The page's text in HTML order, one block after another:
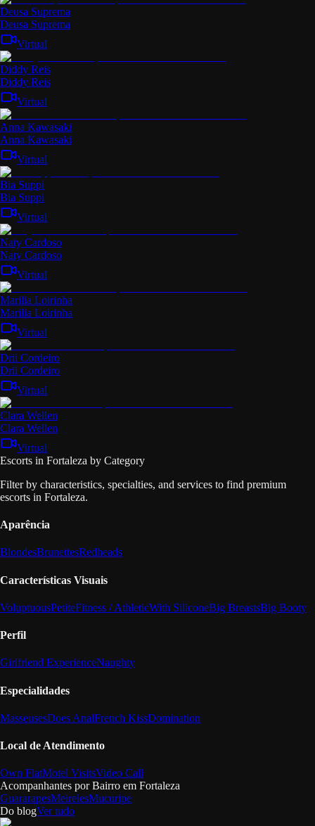
Deusa Suprema
Deusa Suprema
Virtual
Diddy Reis
Diddy Reis
Virtual
Anna Kawasaki
Anna Kawasaki
Virtual
Bia Suppi
Bia Suppi
Virtual
Naty Cardoso
Naty Cardoso
Virtual
Marilia Loirinha
Marilia Loirinha
Virtual
Drii Cordeiro
Drii Cordeiro
Virtual
Clara Wellen
Clara Wellen
Virtual
Escorts in Fortaleza by Category
Filter by characteristics, specialties, and services to find premium
escorts in Fortaleza.
Aparência
BlondesBrunettesRedheads
Características Visuais
VoluptuousPetiteFitness / AthleticWith SiliconeBig BreastsBig Booty
Perfil
Girlfriend ExperienceNaughty
Especialidades
MasseusesDoes AnalFrench KissDomination
Local de Atendimento
Own FlatMotel VisitsVideo Call
Acompanhantes por Bairro em Fortaleza
GuararapesMeirelesMucuripe
Do blogVer tudo